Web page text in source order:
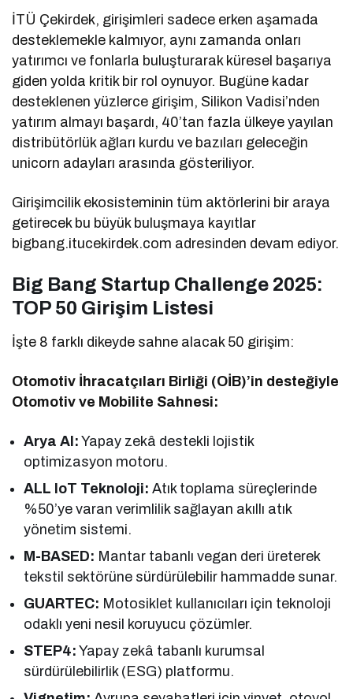
İTÜ Çekirdek, girişimleri sadece erken aşamada
desteklemekle kalmıyor, aynı zamanda onları
yatırımcı ve fonlarla buluşturarak küresel başarıya
giden yolda kritik bir rol oynuyor. Bugüne kadar
desteklenen yüzlerce girişim, Silikon Vadisi’nden
yatırım almayı başardı, 40’tan fazla ülkeye yayılan
distribütörlük ağları kurdu ve bazıları geleceğin
unicorn adayları arasında gösteriliyor.
Girişimcilik ekosisteminin tüm aktörlerini bir araya
getirecek bu büyük buluşmaya kayıtlar
bigbang.itucekirdek.com adresinden devam ediyor.
Big Bang Startup Challenge 2025:
TOP 50 Girişim Listesi
İşte 8 farklı dikeyde sahne alacak 50 girişim:
Otomotiv İhracatçıları Birliği (OİB)’in desteğiyle
Otomotiv ve Mobilite Sahnesi:
Arya AI: Yapay zekâ destekli lojistik
optimizasyon motoru.
ALL IoT Teknoloji: Atık toplama süreçlerinde
%50’ye varan verimlilik sağlayan akıllı atık
yönetim sistemi.
M-BASED: Mantar tabanlı vegan deri üreterek
tekstil sektörüne sürdürülebilir hammadde sunar.
GUARTEC: Motosiklet kullanıcıları için teknoloji
odaklı yeni nesil koruyucu çözümler.
STEP4: Yapay zekâ tabanlı kurumsal
sürdürülebilirlik (ESG) platformu.